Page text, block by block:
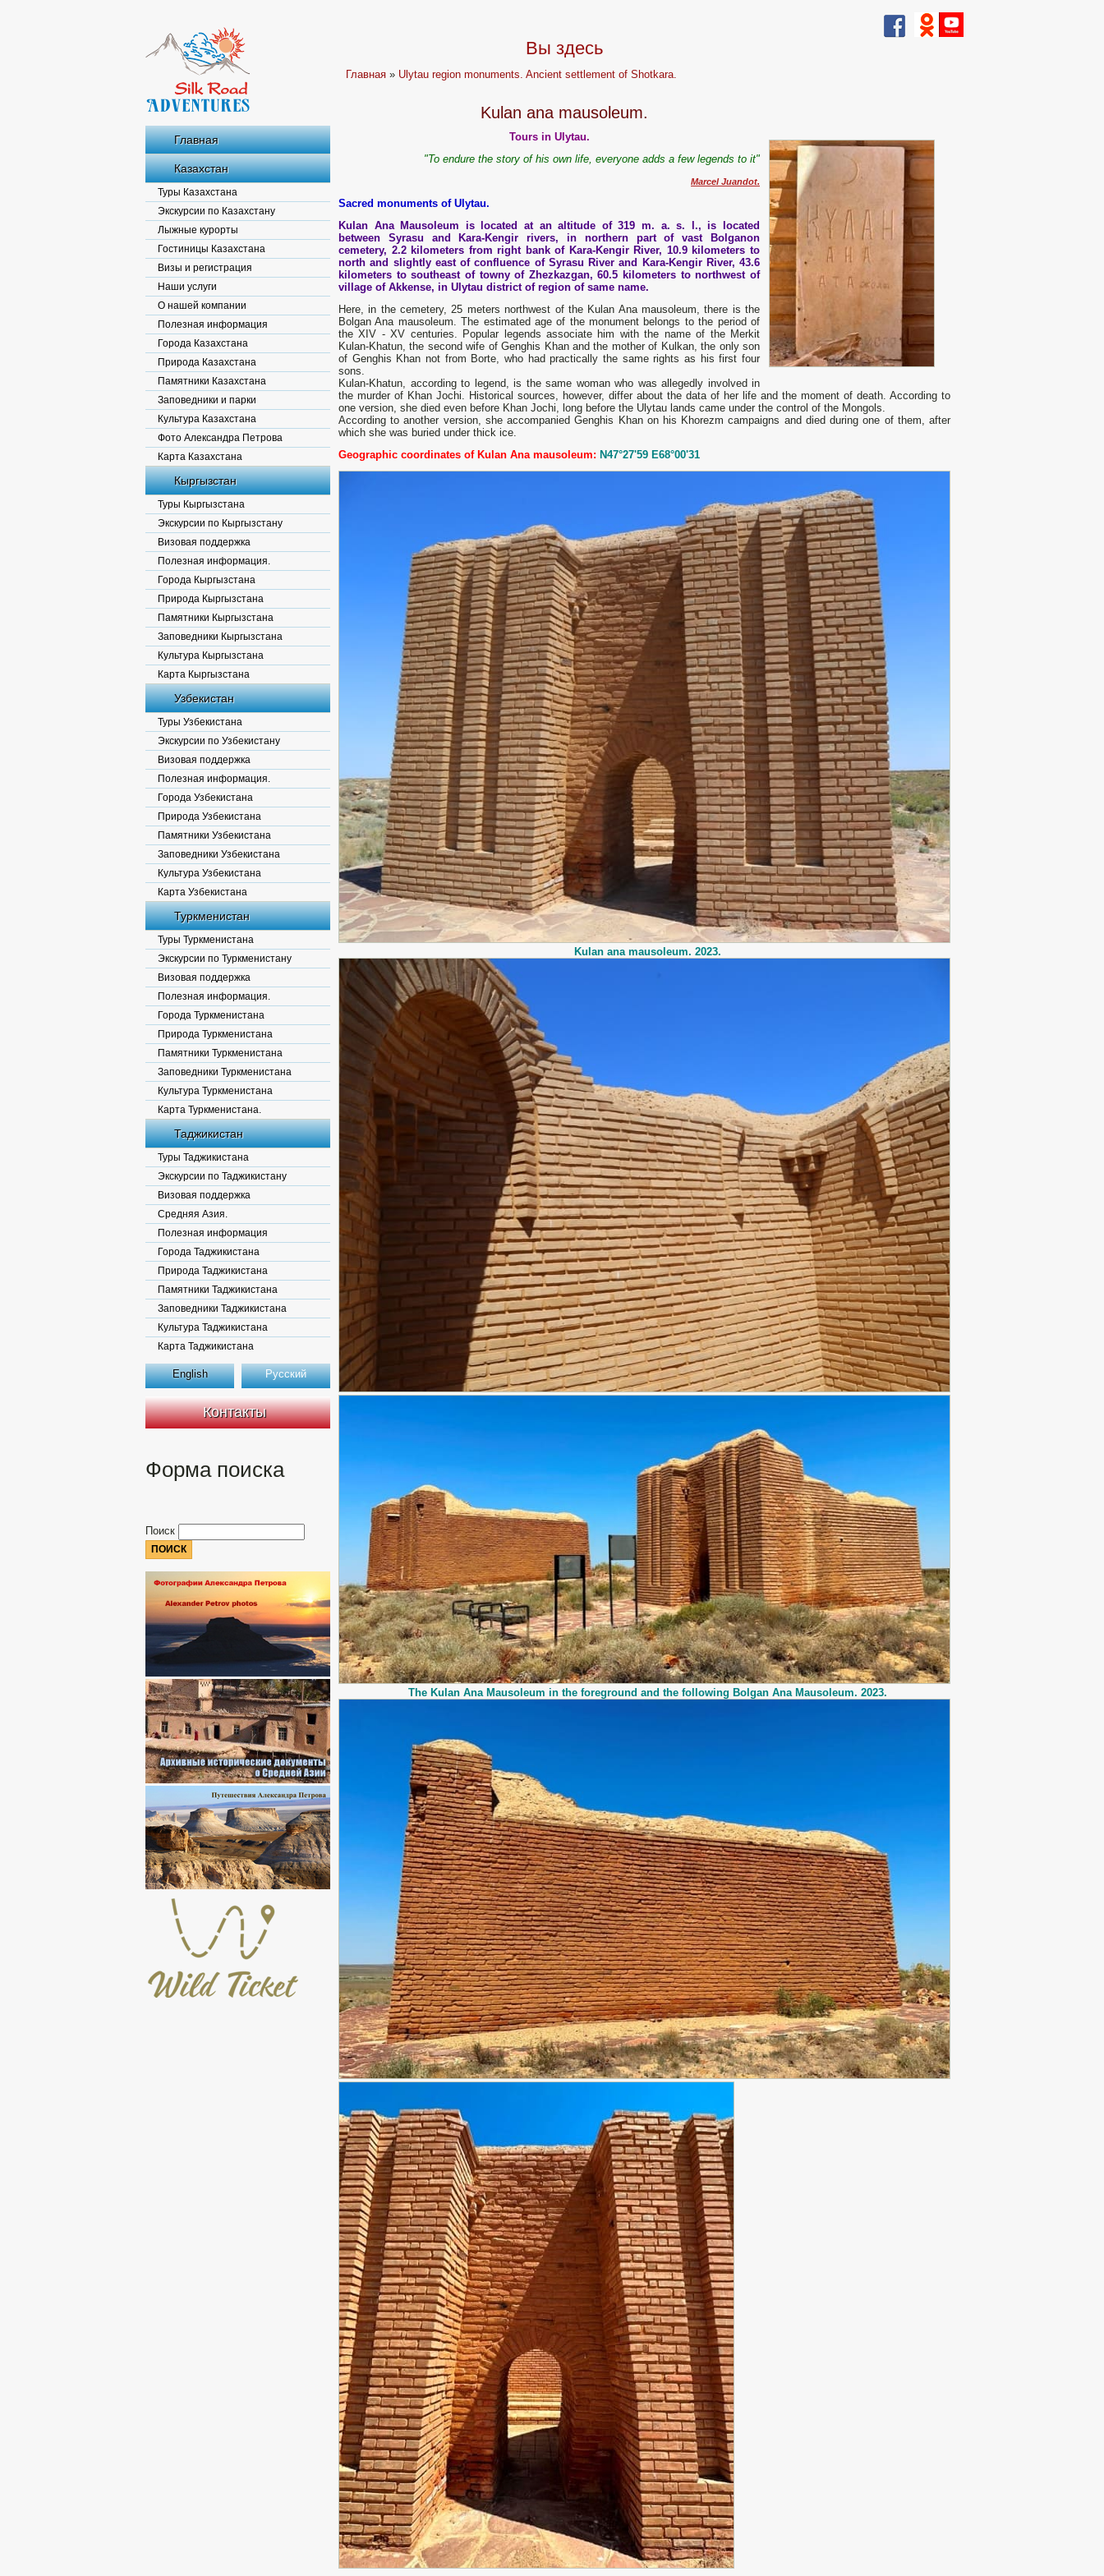
Главная
Казахстан
Туры Казахстана
Экскурсии по Казахстану
Лыжные курорты
Гостиницы Казахстана
Визы и регистрация
Наши услуги
О нашей компании
Полезная информация
Города Казахстана
Природа Казахстана
Памятники Казахстана
Заповедники и парки
Культура Казахстана
Фото Александра Петрова
Карта Казахстана
Кыргызстан
Туры Кыргызстана
Экскурсии по Кыргызстану
Визовая поддержка
Полезная информация.
Города Кыргызстана
Природа Кыргызстана
Памятники Кыргызстана
Заповедники Кыргызстана
Культура Кыргызстана
Карта Кыргызстана
Узбекистан
Туры Узбекистана
Экскурсии по Узбекистану
Визовая поддержка
Полезная информация.
Города Узбекистана
Природа Узбекистана
Памятники Узбекистана
Заповедники Узбекистана
Культура Узбекистана
Карта Узбекистана
Туркменистан
Туры Туркменистана
Экскурсии по Туркменистану
Визовая поддержка
Полезная информация.
Города Туркменистана
Природа Туркменистана
Памятники Туркменистана
Заповедники Туркменистана
Культура Туркменистана
Карта Туркменистана.
Таджикистан
Туры Таджикистана
Экскурсии по Таджикистану
Визовая поддержка
Средняя Азия.
Полезная информация
Города Таджикистана
Природа Таджикистана
Памятники Таджикистана
Заповедники Таджикистана
Культура Таджикистана
Карта Таджикистана
English Русский
Контакты
Форма поиска
Поиск
Вы здесь
Главная » Ulytau region monuments. Ancient settlement of Shotkara.
Kulan ana mausoleum.
Tours in Ulytau.
"To endure the story of his own life, everyone adds a few legends to it"
Marcel Juandot.
Sacred monuments of Ulytau.
Kulan Ana Mausoleum is located at an altitude of 319 m. a. s. l., is located
between Syrasu and Kara-Kengir rivers, in northern part of vast Bolganon
cemetery, 2.2 kilometers from right bank of Kara-Kengir River, 10.9 kilometers to
north and slightly east of confluence of Syrasu River and Kara-Kengir River, 43.6
kilometers to southeast of towny of Zhezkazgan, 60.5 kilometers to northwest of
village of Akkense, in Ulytau district of region of same name.
Here, in the cemetery, 25 meters northwest of the Kulan Ana mausoleum, there is the
Bolgan Ana mausoleum. The estimated age of the monument belongs to the period of
the XIV - XV centuries. Popular legends associate him with the name of the Merkit
Kulan-Khatun, the second wife of Genghis Khan and the mother of Kulkan, the only son
of Genghis Khan not from Borte, who had practically the same rights as his first four
sons.
Kulan-Khatun, according to legend, is the same woman who was allegedly involved in
the murder of Khan Jochi. Historical sources, however, differ about the data of her life and the moment of death. According to
one version, she died even before Khan Jochi, long before the Ulytau lands came under the control of the Mongols.
According to another version, she accompanied Genghis Khan on his Khorezm campaigns and died during one of them, after
which she was buried under thick ice.
Geographic coordinates of Kulan Ana mausoleum: N47°27'59 E68°00'31
Kulan ana mausoleum. 2023.
The Kulan Ana Mausoleum in the foreground and the following Bolgan Ana Mausoleum. 2023.